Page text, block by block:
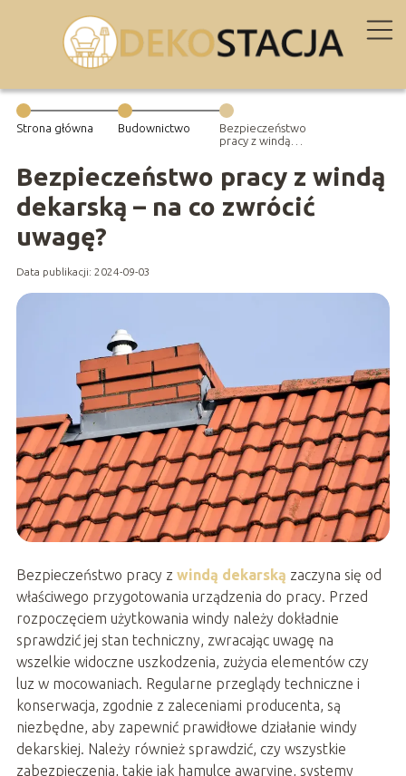
Strona główna Budownictwo
Bezpieczeństwo
pracy z windą
Bezpieczeństwo pracy z windą
dekarską – na co zwrócić
uwagę?
Data publikacji: 2024-09-03
Bezpieczeństwo pracy z windą dekarską zaczyna się od
właściwego przygotowania urządzenia do pracy. Przed
rozpoczęciem użytkowania windy należy dokładnie
sprawdzić jej stan techniczny, zwracając uwagę na
wszelkie widoczne uszkodzenia, zużycia elementów czy
luz w mocowaniach. Regularne przeglądy techniczne i
konserwacja, zgodnie z zaleceniami producenta, są
niezbędne, aby zapewnić prawidłowe działanie windy
dekarskiej. Należy również sprawdzić, czy wszystkie
zabezpieczenia, takie jak hamulce awaryjne, systemy